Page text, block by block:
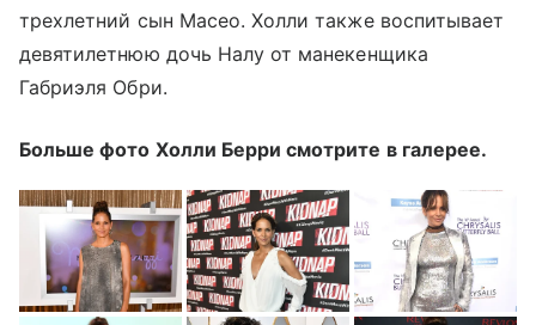
трехлетний сын Масео. Холли также воспитывает
девятилетнюю дочь Налу от манекенщика
Габриэля Обри.
Больше фото Холли Берри смотрите в галерее.